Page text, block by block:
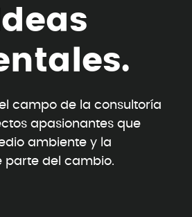
deas
nta es.
campo de la consultoría
apasionantes que
ambiente y la
parte del cambio.